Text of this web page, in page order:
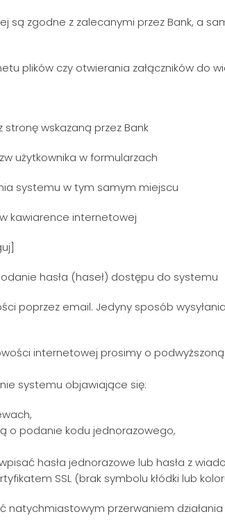
są zgodne z zalecanymi przez Bank, a
plików czy otwierania załączników do
wskazaną przez Bank
użytkownika w formularzach
systemu w tym samym miejscu
kawiarence internetowej
hasła (haseł) dostępu do systemu
poprzez email. Jedyny sposób
internetowej prosimy o
systemu objawiające się:
o podanie kodu jednorazowego,
hasła jednorazowe lub hasła z
SSL (brak symbolu kłódki lub
przerwaniem